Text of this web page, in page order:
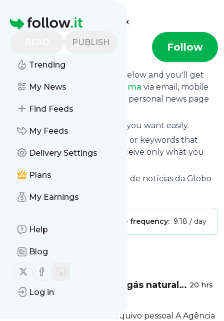
Homepage
PUBLISH
Trending
My News
Find Feeds
My Feeds
Delivery Settings
Plans
My Earnings
Help
Blog
Follow us on X (twitter)
Follow us on Facebook
Log in
Find more feeds
G1 - Roraima Follow
Click on the "Follow" button below and you'll get
the latest news from
G1 - Roraima via email, mobile
or you can read them on your personal news page
on this site.
You can unsubscribe anytime you want easily.
You can also choose the topics or keywords that
you're interested in, so you receive only what you
G1 - Roraima
title: G1 - O portal de notícias da Globo
Is this your feed?Claim it
Message frequency: 9.18 / day
Message
Exploração de petróleo e gás natural
na Bacia do Tacutu em Roraima é
incluída em edital da ANP
20 hrs
Bacia Tacutu em Roraima Arquivo pessoal A Agência